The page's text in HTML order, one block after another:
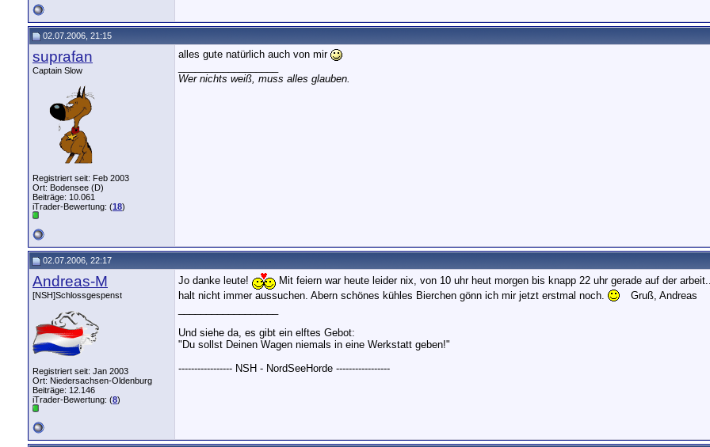
02.07.2006, 21:15
suprafan
Captain Slow
Registriert seit: Feb 2003
Ort: Bodensee (D)
Beiträge: 10.061
iTrader-Bewertung: (18)
alles gute natürlich auch von mir
Wer nichts weiß, muss alles glauben.
02.07.2006, 22:17
Andreas-M
[NSH]Schlossgespenst
Registriert seit: Jan 2003
Ort: Niedersachsen-Oldenburg
Beiträge: 12.146
iTrader-Bewertung: (8)
Jo danke leute!
Mit feiern war heute leider nix, von 10 uhr heut morgen bis knapp 22 uhr gerade auf der
halt nicht immer aussuchen. Abern schönes kühles Bierchen gönn ich mir jetzt erstmal noch.
Gruß, Andreas
Und siehe da, es gibt ein elftes Gebot:
"Du sollst Deinen Wagen niemals in eine Werkstatt geben!"
----------------- NSH - NordSeeHorde -----------------